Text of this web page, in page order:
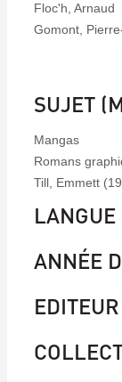
Floc'h, Arnaud
Gomont,
SUJET
Mangas
Romans
Till, Emmett
LANGUE
ANNÉE
EDITEUR